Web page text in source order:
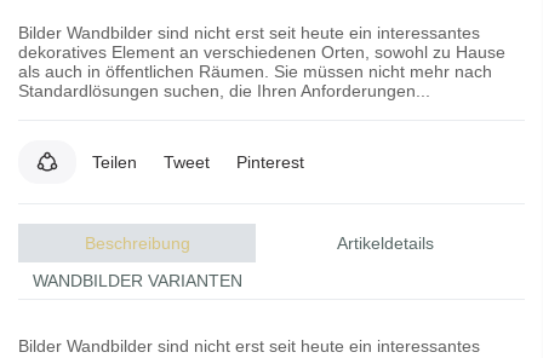
Bilder Wandbilder sind nicht erst seit heute ein interessantes
dekoratives Element an verschiedenen Orten, sowohl zu Hause
als auch in öffentlichen Räumen. Sie müssen nicht mehr nach
Standardlösungen suchen, die Ihren Anforderungen...
Teilen Tweet Pinterest
Beschreibung
Artikeldetails
WANDBILDER VARIANTEN
Bilder Wandbilder sind nicht erst seit heute ein interessantes